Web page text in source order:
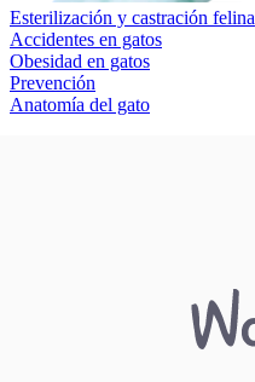
Esterilización y castración felina
Accidentes en gatos
Obesidad en gatos
Prevención
Anatomía del gato